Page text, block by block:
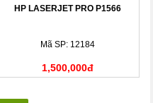
HP LASERJET PRO P1566
Mã SP: 12184
1,500,000đ